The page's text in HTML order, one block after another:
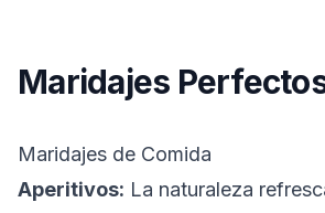
Maridajes
Maridajes de Comida
Aperitivos: La naturaleza